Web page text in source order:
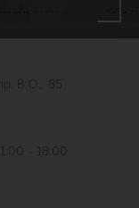
В.О., 85
- 18:00